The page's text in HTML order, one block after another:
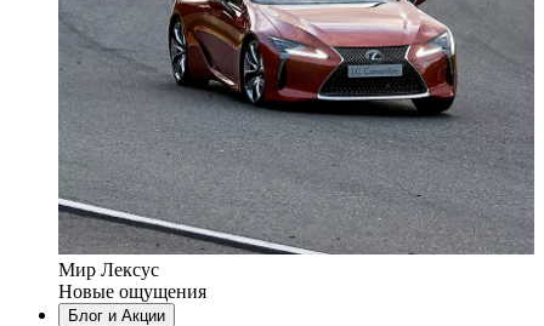
Мир Лексус
Новые ощущения
Блог и Акции